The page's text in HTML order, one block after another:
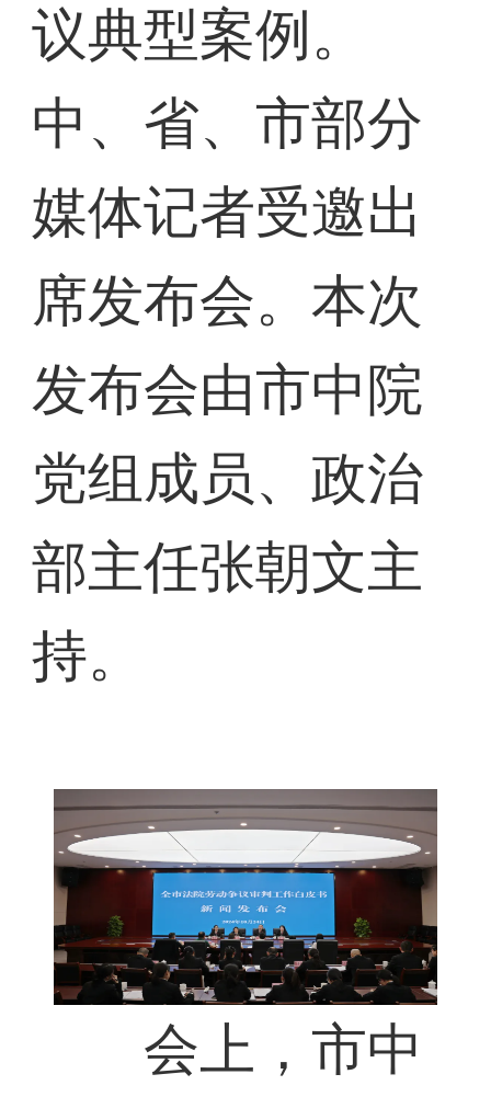
议典型案例。
中、省、市部分
媒体记者受邀出
席发布会。本次
发布会由市中院
党组成员、政治
部主任张朝文主
持。
会上，市中